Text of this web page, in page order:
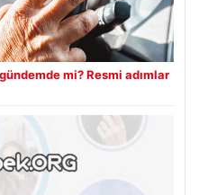
mi? Resmi adımlar